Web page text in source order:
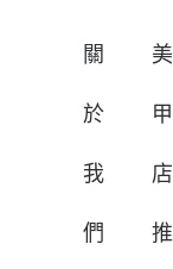
關
於
我
們
美
甲
店
推